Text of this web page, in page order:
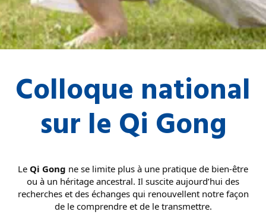
Colloque national
sur le Qi Gong
Le Qi Gong ne se limite plus à une pratique de bien-être
ou à un héritage ancestral. Il suscite aujourd’hui des
recherches et des échanges qui renouvellent notre façon
de le comprendre et de le transmettre.